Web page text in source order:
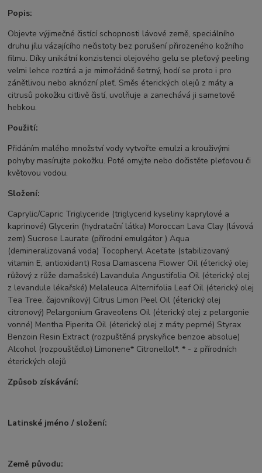
Popis:
Objevte výjimečné čistící schopnosti lávové země, speciálního
druhu jílu vázajícího nečistoty bez porušení přirozeného kožního
filmu. Díky unikátní konzistenci olejového gelu se pleťový peeling
velmi lehce roztírá a je mimořádně šetrný, hodí se proto i pro
zánětlivou nebo aknózní pleť. Směs éterických olejů z máty a
citrusů pokožku citlivě čistí, uvolňuje a zanechává ji sametově
hebkou.
Použití:
Přidáním malého množství vody vytvořte emulzi a krouživými
pohyby masírujte pokožku. Poté omyjte nebo dočistěte pleťovou či
květovou vodou.
Složení:
Caprylic/Capric Triglyceride (triglycerid kyseliny kaprylové a
kaprinové) Glycerin (hydratační látka) Moroccan Lava Clay (lávová
zem) Sucrose Laurate (přírodní emulgátor ) Aqua
(demineralizovaná voda) Tocopheryl Acetate (stabilizovaný
vitamin E, antioxidant) Rosa Damascena Flower Oil (éterický olej
růžový z růže damašské) Lavandula Angustifolia Oil (éterický olej
z levandule lékařské) Melaleuca Alternifolia Leaf Oil (éterický olej
Tea Tree, čajovníkový) Citrus Limon Peel Oil (éterický olej
citronový) Pelargonium Graveolens Oil (éterický olej z pelargonie
vonné) Mentha Piperita Oil (éterický olej z máty peprné) Styrax
Benzoin Resin Extract (rozpuštěná pryskyřice benzoe absolue)
Alcohol (rozpouštědlo) Limonene* Citronellol*. * - z přírodních
éterických olejů
Způsob získávání:
Latinské jméno / složení:
Země původu: